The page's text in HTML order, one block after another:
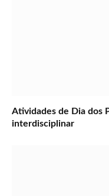
Atividades de Dia dos
interdisciplinar